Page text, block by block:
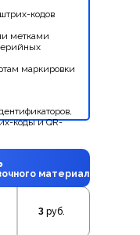
кодов
метками
маркировки
коды и QR-
маркировки
платформы
3 руб.
материала)